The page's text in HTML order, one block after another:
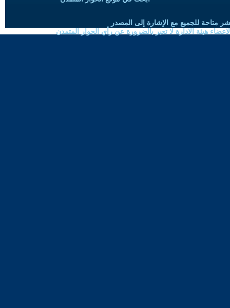
متاحة للجميع مع الإشارة إلى المصدر
هيئة الادارة لا تعبر بالضرورة عن رأي الحوار المتمدن